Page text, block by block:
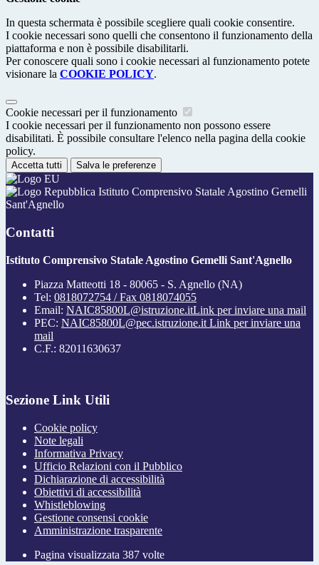
In questa schermata è possibile scegliere quali cookie consentire.
I cookie necessari sono quelli che consentono il funzionamento della
piattaforma e non è possibile disabilitarli.
Per conoscere quali sono i cookie necessari al funzionamento potete
visionare la COOKIE POLICY.
Cookie necessari per il funzionamento
I cookie necessari per il funzionamento non possono essere
disabilitati. È possibile consultare l'elenco nella pagina della cookie
policy.
Accetta tutti Salva le preferenze
Istituto Comprensivo Statale Agostino Gemelli
Sant'Agnello
Contatti
Istituto Comprensivo Statale Agostino Gemelli Sant'Agnello
Piazza Matteotti 18 - 80065 - S. Agnello (NA)
Tel: 0818072754 / Fax 0818074055
Email: NAIC85800L@istruzione.itLink per inviare una mail
PEC: NAIC85800L@pec.istruzione.it Link per inviare una
mail
C.F.: 82011630637
Sezione Link Utili
Cookie policy
Note legali
Informativa Privacy
Ufficio Relazioni con il Pubblico
Dichiarazione di accessibilità
Obiettivi di accessibilità
Whistleblowing
Gestione consensi cookie
Amministrazione trasparente
Pagina visualizzata 387 volte